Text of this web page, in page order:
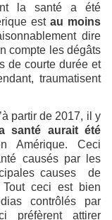
la santé a été
estau moins
dire
compte les dégâts
de courte durée et
traumatisent
partir de 2017, il y
santé aurait été
Amérique. Ceci
causés par les
causes de
ceci est bien
contrôlés par
préfèrent attirer